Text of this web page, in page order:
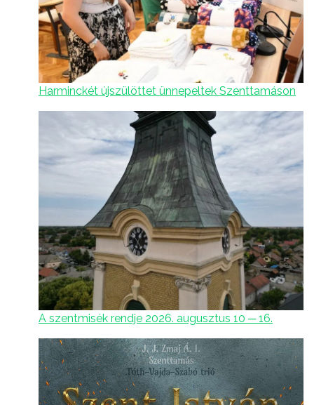
Harminckét újszülöttet ünnepeltek Szenttamáson
A szentmisék rendje 2026. augusztus 10 ─ 16.